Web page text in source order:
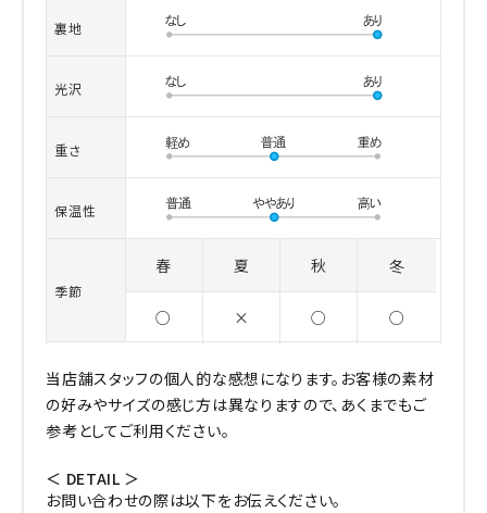
裏地
光沢
重さ
保温性
季節
春 夏 秋 冬
○ × ○ ○
当店舗スタッフの個人的な感想になります。お客様の素材
の好みやサイズの感じ方は異なりますので、あくまでもご
参考としてご利用ください。
＜ DETAIL ＞
お問い合わせの際は以下をお伝えください。